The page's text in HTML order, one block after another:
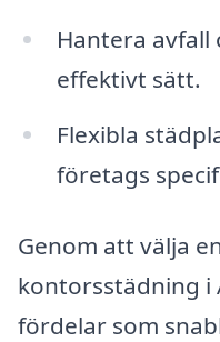
Hantera
effektivt sätt.
Flexibla
företags
Genom att välja
kontorsstädning i
fördelar som